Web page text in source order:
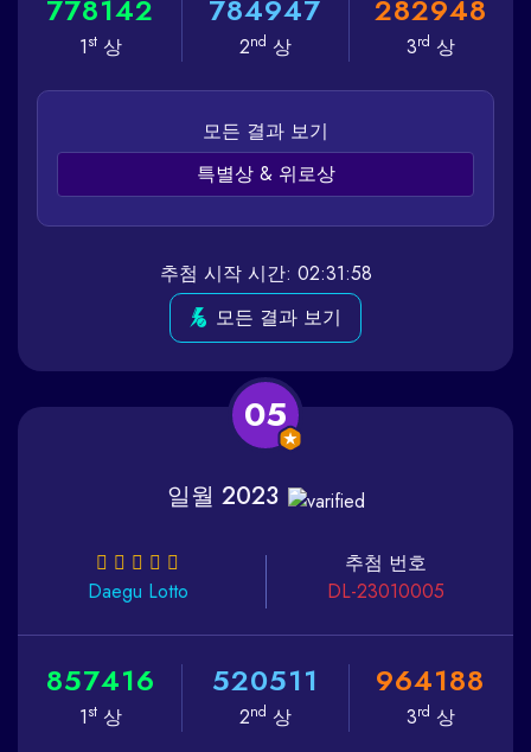
778142
1st상
784947
2nd 상
282948
3rd 상
모든 결과 보기
특별상 & 위로상
추첨 시작 시간: 02:31:58
모든 결과 보기
05
일월 2023
Daegu Lotto
추첨 번호
DL-23010005
857416
1st상
520511
2nd 상
964188
3rd 상